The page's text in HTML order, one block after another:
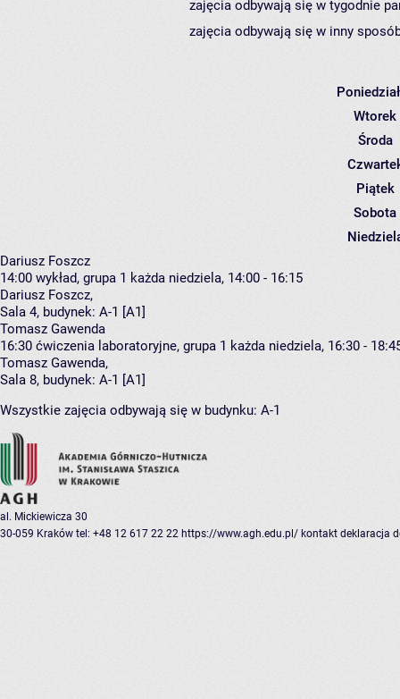
zajęcia odbywają się w tygodnie
zajęcia odbywają się w inny
Wtorek
Środa
Piątek
Sobota
Dariusz Foszcz
14:00 wykład, grupa 1 każda niedziela, 14:00 - 16:15
Dariusz Foszcz,
Sala 4, budynek: A-1 [A1]
Tomasz Gawenda
16:30 ćwiczenia laboratoryjne, grupa 1 każda niedziela, 16:30 -
Tomasz Gawenda,
Sala 8, budynek: A-1 [A1]
Wszystkie zajęcia odbywają się w budynku: A-1
al. Mickiewicza 30
30-059 Kraków tel: +48 12 617 22 22 https://www.agh.edu.pl/ kontakt deklaracja